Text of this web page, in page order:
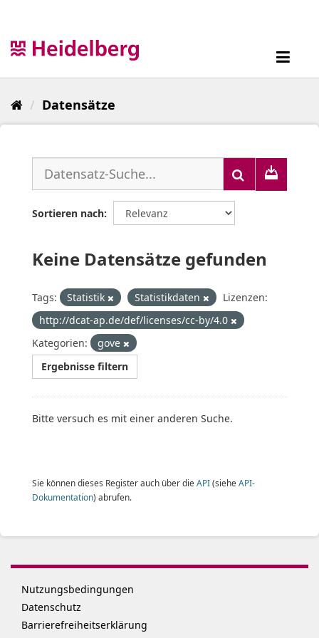
Datensätze
Sortieren nach
Keine Datensätze gefunden
Tags: Statistik Statistikdaten
Lizenzen:
http://dcat-ap.de/def/licenses/cc-by/4.0
Kategorien:
gove
Ergebnisse filtern
Bitte versuch es mit einer anderen Suche.
Sie können dieses Register auch über die API(siehe API-
Dokumentation) abrufen.
Nutzungsbedingungen
Datenschutz
Barrierefreiheitserklärung